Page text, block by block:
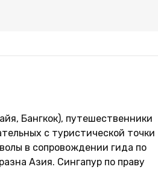
Бангкок), путешественники
с туристической точки
в сопровождении гида по
Азия. Сингапур по праву